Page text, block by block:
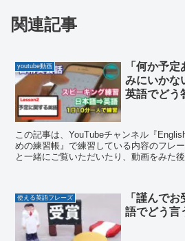
関連記事
youtube動画
「何か予
みにいかな
英語でどう
この記事は、YouTubeチャンネル『
めの練習帳』で練習している内容のフレ
と一緒にご覧いただいたり、動画をみた
ればと思います。 英語で「週末は何か予
使える英語フレーズ
「謹んで
語でどう言